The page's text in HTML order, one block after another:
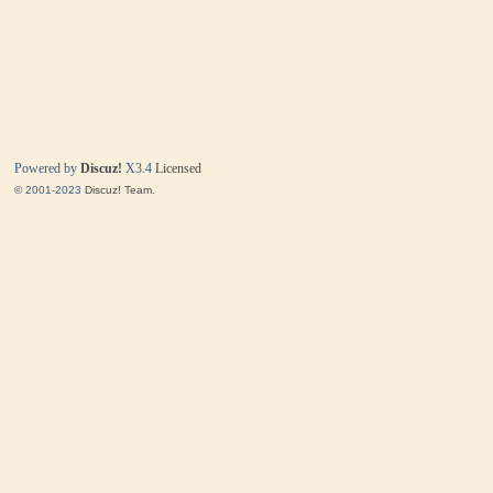
Powered byDiscuz! X3.4 Licensed
© 2001-2023Discuz! Team